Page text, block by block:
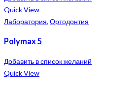
Quick View
Лаборатория, Ортодонтия
Polymax 5
Добавить в список желаний
Quick View